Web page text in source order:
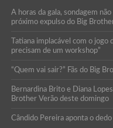
A horas da gala, sondagem
próximo expulso do Big
Tatiana implacável com o
precisam de um workshop”
“Quem vai sair?” Fãs do Big
Bernardina Brito e Diana
Brother Verão deste domingo
Cândido Pereira aponta o dedo